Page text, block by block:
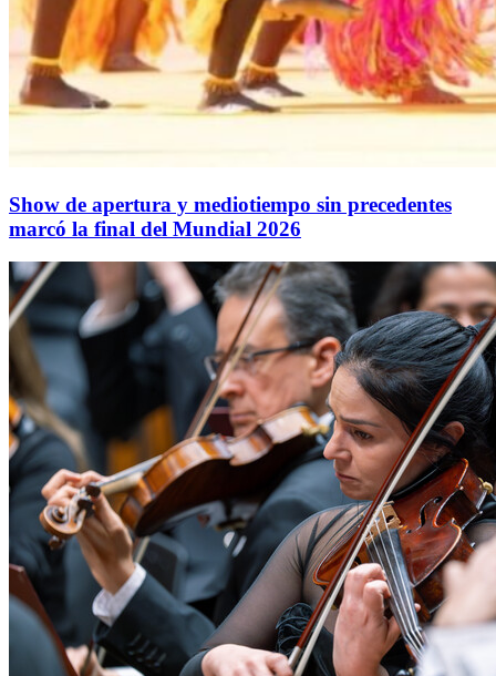
Show de apertura y mediotiempo sin precedentes
marcó la final del Mundial 2026